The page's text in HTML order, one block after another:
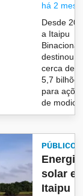
há 2
Desde
a Itaipu
Binacional
destinou
cerca de
5,7 bilhões
para
de
PÚBLICO
Energia
solar
Itaipu